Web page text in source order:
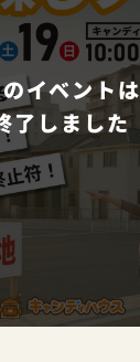
イベントは
了しました